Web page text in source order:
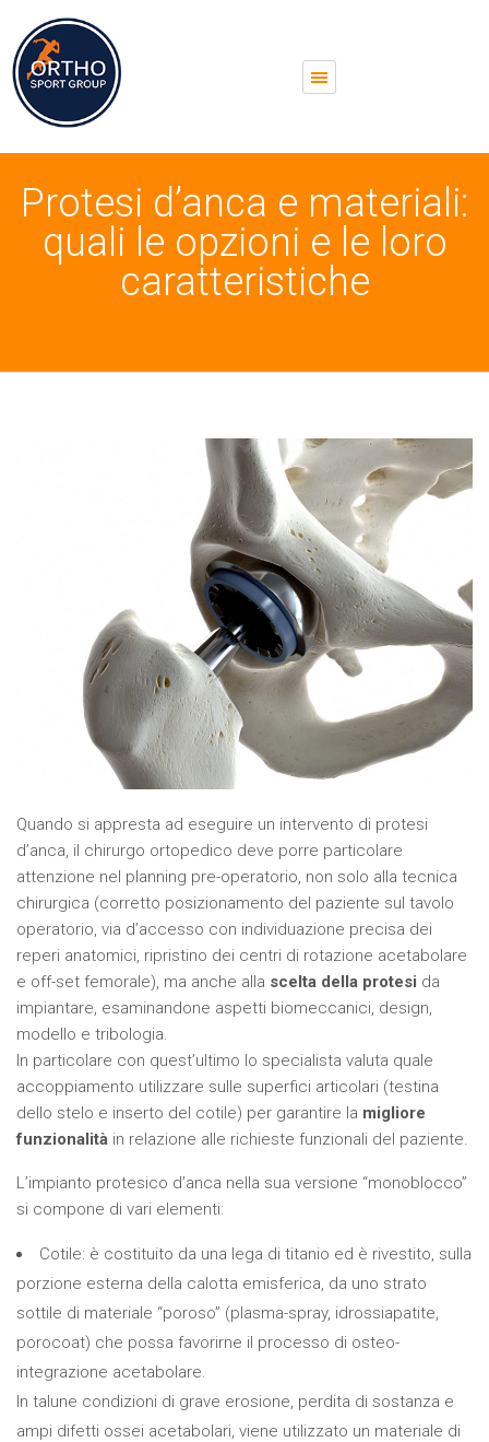
Protesi d’anca e materiali:
quali le opzioni e le loro
caratteristiche
Quando si appresta ad eseguire un intervento di protesi
d’anca, il chirurgo ortopedico deve porre particolare
attenzione nel planning pre-operatorio, non solo alla tecnica
chirurgica (corretto posizionamento del paziente sul tavolo
operatorio, via d’accesso con individuazione precisa dei
reperi anatomici, ripristino dei centri di rotazione acetabolare
e off-set femorale), ma anche alla scelta della protesi da
impiantare, esaminandone aspetti biomeccanici, design,
modello e tribologia.
In particolare con quest’ultimo lo specialista valuta quale
accoppiamento utilizzare sulle superfici articolari (testina
dello stelo e inserto del cotile) per garantire la migliore
funzionalità in relazione alle richieste funzionali del paziente.
L’impianto protesico d’anca nella sua versione “monoblocco”
si compone di vari elementi:
Cotile: è costituito da una lega di titanio ed è rivestito, sulla
porzione esterna della calotta emisferica, da uno strato
sottile di materiale “poroso” (plasma-spray, idrossiapatite,
porocoat) che possa favorirne il processo di osteo-
integrazione acetabolare.
In talune condizioni di grave erosione, perdita di sostanza e
ampi difetti ossei acetabolari, viene utilizzato un materiale di